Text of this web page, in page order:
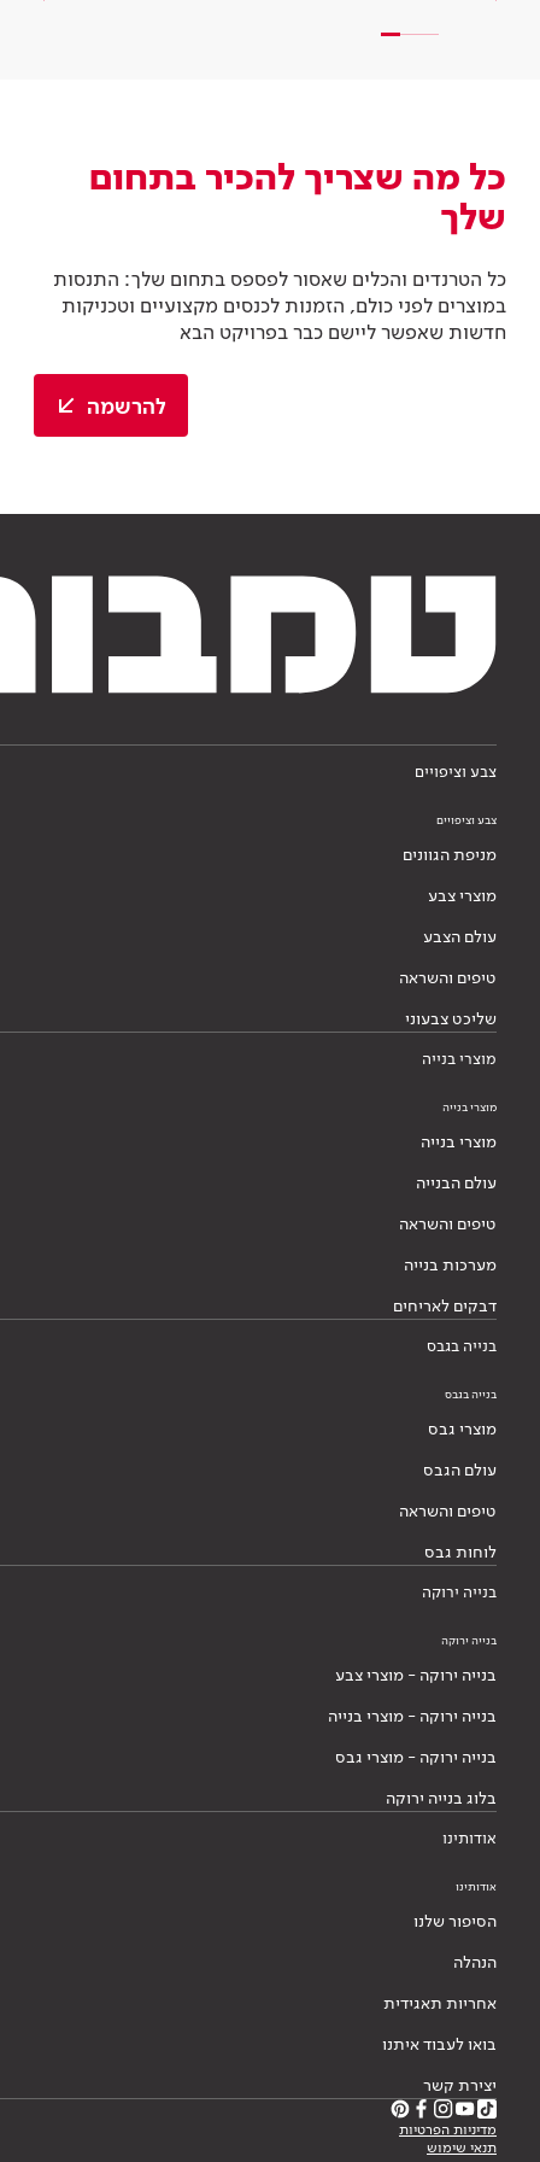
כל מה שצריך להכיר בתחום
שלך
כל הטרנדים והכלים שאסור לפספס בתחום שלך: התנסות
במוצרים לפני כולם, הזמנות לכנסים מקצועיים וטכניקות
חדשות שאפשר ליישם כבר בפרויקט הבא
להרשמה
צבע וציפויים
צבע וציפויים
מניפת הגוונים
מוצרי צבע
עולם הצבע
טיפים והשראה
שליכט צבעוני
מוצרי בנייה
מוצרי בנייה
מוצרי בנייה
עולם הבנייה
טיפים והשראה
מערכות בנייה
דבקים לאריחים
בנייה בגבס
בנייה בגבס
מוצרי גבס
עולם הגבס
טיפים והשראה
לוחות גבס
בנייה ירוקה
בנייה ירוקה
בנייה ירוקה - מוצרי צבע
בנייה ירוקה - מוצרי בנייה
בנייה ירוקה - מוצרי גבס
בלוג בנייה ירוקה
אודותינו
אודותינו
הסיפור שלנו
הנהלה
אחריות תאגידית
בואו לעבוד איתנו
יצירת קשר
מדיניות הפרטיות
תנאי שימוש